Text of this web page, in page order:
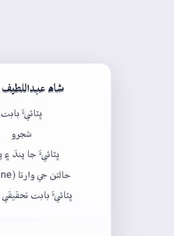
شاھ عبداللطيف
ڀٽائيءَ بابت
شجرو
ڀٽائيءَ جا پنڌ ۽
حالتن جي وارتا (timeline)
ڀٽائيءَ بابت